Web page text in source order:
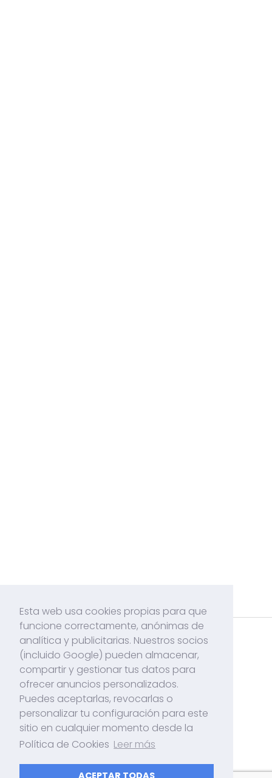
Acerca de mí
Contacto
Políticas de Cookies
Politicas de Privacidad
Esta web usa cookies propias para que
funcione correctamente, anónimas de
analítica y publicitarias. Nuestros socios
(incluido Google) pueden almacenar,
compartir y gestionar tus datos para
ofrecer anuncios personalizados.
Puedes aceptarlas, revocarlas o
personalizar tu configuración para este
sitio en cualquier momento desde la
Política de Cookies Leer más